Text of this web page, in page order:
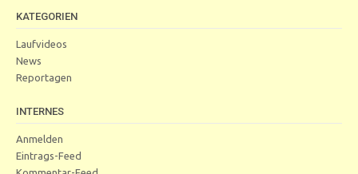
KATEGORIEN
Laufvideos
News
Reportagen
INTERNES
Anmelden
Eintrags-Feed